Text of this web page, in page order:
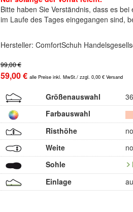
Bitte haben Sie Verständnis, dass es
im Laufe des Tages eingegangen sind,
Hersteller: ComfortSchuh
99,00 €
59,00 € alle Preise inkl. MwSt./ zzgl. 0,00 € Versand
Größenauswahl
Farbauswahl
Risthöhe
Weite
Sohle
Einlage